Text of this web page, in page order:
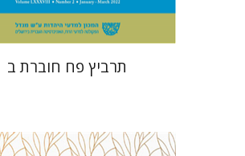
תרביץ פח חוברת ב